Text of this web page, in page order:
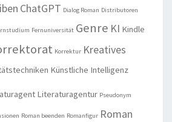
ChatGPT Dialog Roman Distributoren
Fernuniversität Genre KI Kindle
Korrektur Kreatives
Künstliche Intelligenz
Literaturagentur Pseudonym
Roman beenden Romanfigur Roman